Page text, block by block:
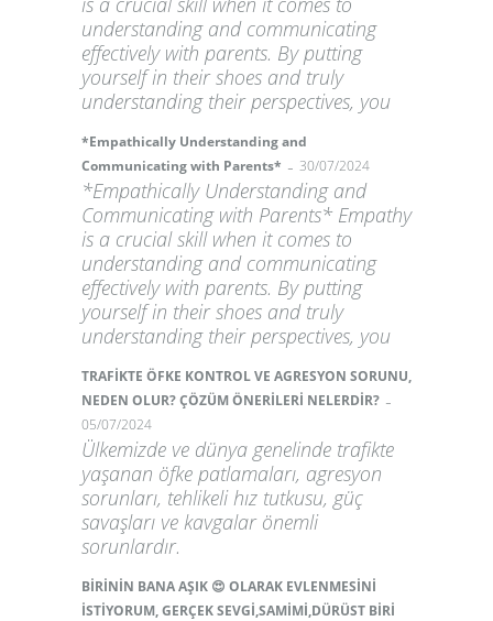
understanding and communicating
effectively with parents. By putting
yourself in their shoes and truly
understanding their perspectives, you
*Empathically Understanding and
Communicating with Parents* - 30/07/2024
*Empathically Understanding and
Communicating with Parents* Empathy
is a crucial skill when it comes to
understanding and communicating
effectively with parents. By putting
yourself in their shoes and truly
understanding their perspectives, you
TRAFİKTE ÖFKE KONTROL VE AGRESYON SORUNU,
NEDEN OLUR? ÇÖZÜM ÖNERİLERİ NELERDİR? -
05/07/2024
Ülkemizde ve dünya genelinde trafikte
yaşanan öfke patlamaları, agresyon
sorunları, tehlikeli hız tutkusu, güç
savaşları ve kavgalar önemli
sorunlardır.
BİRİNİN BANA AŞIK 😍 OLARAK EVLENMESİNİ
İSTİYORUM, GERÇEK SEVGİ,SAMİMİ,DÜRÜST BİRİ